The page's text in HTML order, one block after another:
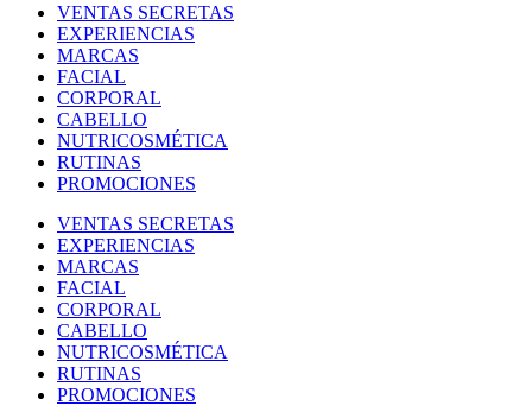
VENTAS SECRETAS
EXPERIENCIAS
MARCAS
FACIAL
CORPORAL
CABELLO
NUTRICOSMÉTICA
RUTINAS
PROMOCIONES
VENTAS SECRETAS
EXPERIENCIAS
MARCAS
FACIAL
CORPORAL
CABELLO
NUTRICOSMÉTICA
RUTINAS
PROMOCIONES